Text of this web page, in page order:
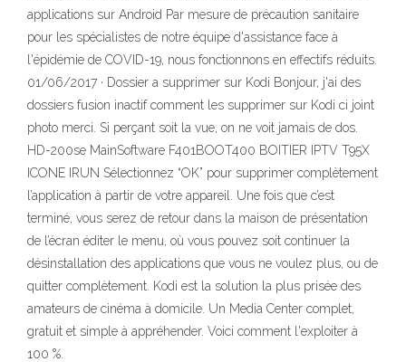
applications sur Android Par mesure de précaution sanitaire
pour les spécialistes de notre équipe d'assistance face à
l'épidémie de COVID-19, nous fonctionnons en effectifs réduits.
01/06/2017 · Dossier a supprimer sur Kodi Bonjour, j'ai des
dossiers fusion inactif comment les supprimer sur Kodi ci joint
photo merci. Si perçant soit la vue, on ne voit jamais de dos.
HD-200se MainSoftware F401BOOT400 BOITIER IPTV T95X
ICONE IRUN Sélectionnez “OK” pour supprimer complètement
l’application à partir de votre appareil. Une fois que c’est
terminé, vous serez de retour dans la maison de présentation
de l’écran éditer le menu, où vous pouvez soit continuer la
désinstallation des applications que vous ne voulez plus, ou de
quitter complètement. Kodi est la solution la plus prisée des
amateurs de cinéma à domicile. Un Media Center complet,
gratuit et simple à appréhender. Voici comment l'exploiter à
100 %.